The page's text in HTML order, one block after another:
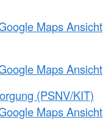
Maps Ansicht
Maps Ansicht
(PSNV/KIT)
Maps Ansicht